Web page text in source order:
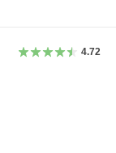
4.72